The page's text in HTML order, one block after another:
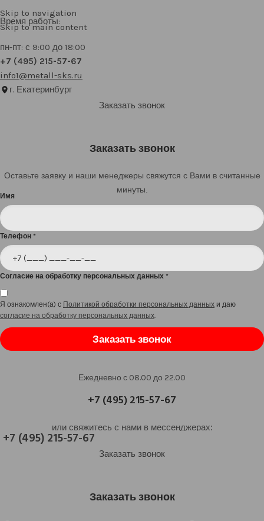
Skip to navigation
Skip to main content
Время работы:
пн-пт: с 9:00 до 18:00
+7 (495) 215-57-67
info1@metall-sks.ru
г. Екатеринбург
Заказать звонок
Заказать звонок
Оставьте заявку и наши менеджеры свяжутся с Вами в считанные
минуты.
Имя
Телефон *
Согласие на обработку персональных данных *
Я ознакомлен(а) с Политикой обработки персональных данных и даю
согласие на обработку персональных данных.
Заказать звонок
Ежедневно с 08.00 до 22.00
+7 (495) 215-57-67
или свяжитесь с нами в мессенджерах:
+7 (495) 215-57-67
Заказать звонок
Заказать звонок